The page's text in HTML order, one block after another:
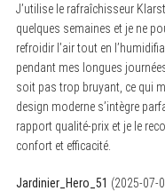
J’utilise le rafraîchisseur
quelques semaines et je ne
refroidir l’air tout en
pendant mes longues
soit pas trop bruyant, ce qui
design moderne s’intègre
rapport qualité-prix et je le
confort et efficacité.
Jardinier_Hero_51 (2025-07-